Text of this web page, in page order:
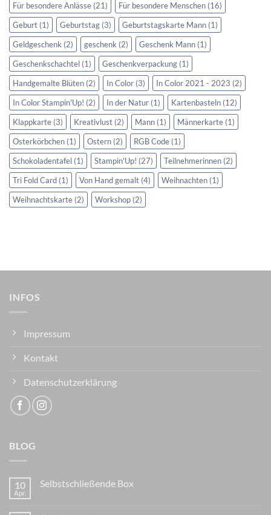
Für besondere Anlässe (21) Für besondere Menschen (16)
Geburt (1) Geburtstag (3) Geburtstagskarte Mann (1)
Geldgeschenk (2) geschenk (2) Geschenk Mann (1)
Geschenkschachtel (1) Geschenkverpackung (1)
Handgemalte Blüten (2) In Color (3) In Color 2021 - 2023 (2)
In Color Stampin'Up! (2) In der Natur (1) Kartenbasteln (12)
Klappkarte (3) Kreativlust (2) Mann (1) Männerkarte (1)
Osterkörbchen (1) Ostern (2) RGB Code (1)
Schokoladentafel (1) Stampin'Up! (27) Teilnehmerinnen (2)
Tri Fold Card (1) Von Hand gemalt (4) Weihnachten (1)
Weihnachtskarte (2) Workshop (2)
INFOS
Impressum
Kontakt
Datenschutzerklärung
BLOG
10
Apr.
Selbstschließende Box